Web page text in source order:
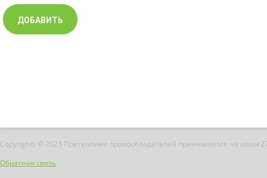
Copyrights © 2023 Претензиии правообладателей принимаются на
Обратная связь